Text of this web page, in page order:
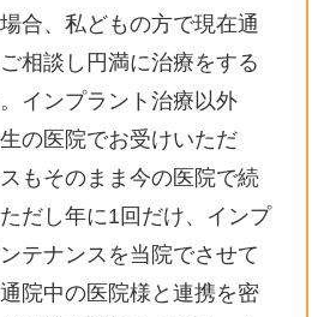
合、私どもの方で現在通
相談し円満に治療をする
インプラント治療以外
の医院でお受けいただ
もそのまま今の医院で続
だし年に1回だけ、インプ
テナンスを当院でさせて
院中の医院様と連携を密